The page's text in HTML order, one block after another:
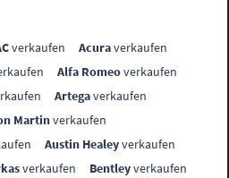
verkaufen Acuraverkaufen
Alfa Romeoverkaufen
Artegaverkaufen
Martinverkaufen
Austin Healeyverkaufen
verkaufen Bentleyverkaufen